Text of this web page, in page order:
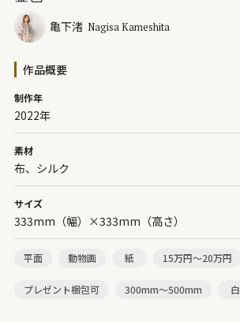
亀下渚 Nagisa Kameshita
作品概要
制作年
2022年
素材
布、シルク
サイズ
333mm（幅）×333mm（高さ）
平面 動物画 紙 15万円～20万円
プレゼント梱包可 300mm～500mm 白